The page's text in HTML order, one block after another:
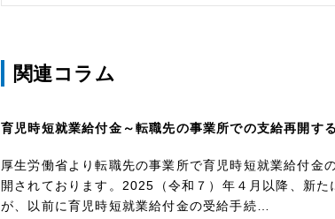
関連コラム
育児時短就業給付金～転職先の事業所での支給再開す
厚生労働省より転職先の事業所で育児時短就業給付金
開されております。2025（令和７）年４月以降、新
が、以前に育児時短就業給付金の受給手続…